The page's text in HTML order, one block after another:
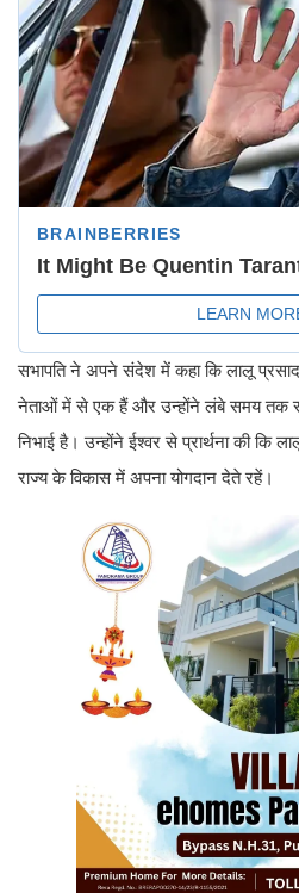
सभापति ने अपने संदेश में कहा कि लालू प्रसाद
नेताओं में से एक हैं और उन्होंने लंबे समय तक
निभाई है। उन्होंने ईश्वर से प्रार्थना की कि
राज्य के विकास में अपना योगदान देते रहें।